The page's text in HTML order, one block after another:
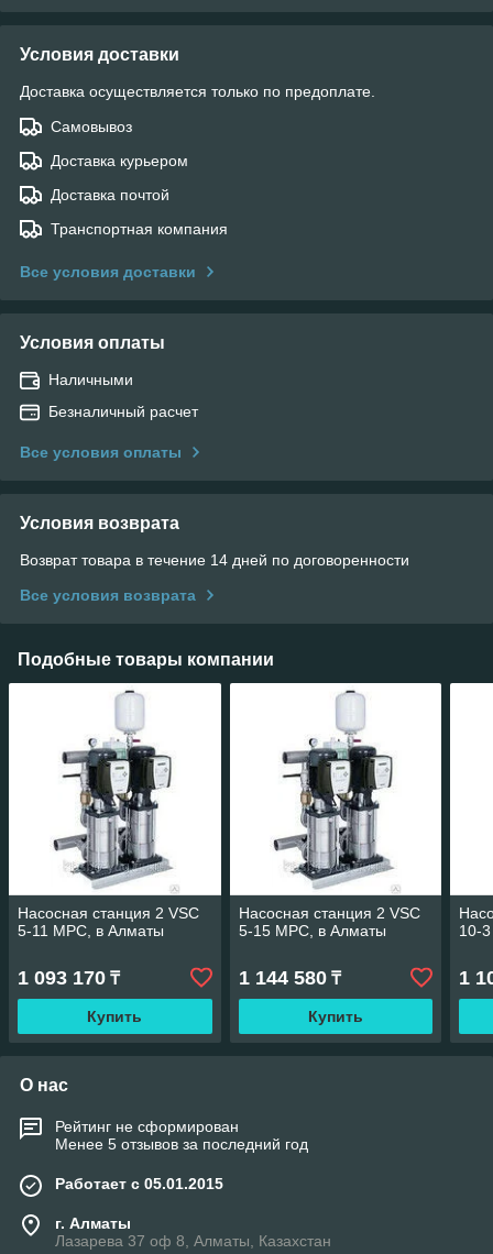
Условия доставки
Доставка осуществляется только по предоплате.
Самовывоз
Доставка курьером
Доставка почтой
Транспортная компания
Все условия доставки
Условия оплаты
Наличными
Безналичный расчет
Все условия оплаты
Условия возврата
Возврат товара в течение 14 дней по договоренности
Все условия возврата
Подобные товары компании
Насосная станция 2 VSC
5-11 MPC, в Алматы
1 093 170 ₸
Купить
Насосная станция 2 VSC
5-15 MPC, в Алматы
1 144 580₸
Купить
10-
1
О нас
Рейтинг не сформирован
Менее 5 отзывов за последний год
Работает с 05.01.2015
г. Алматы
Лазарева 37 оф 8, Алматы, Казахстан